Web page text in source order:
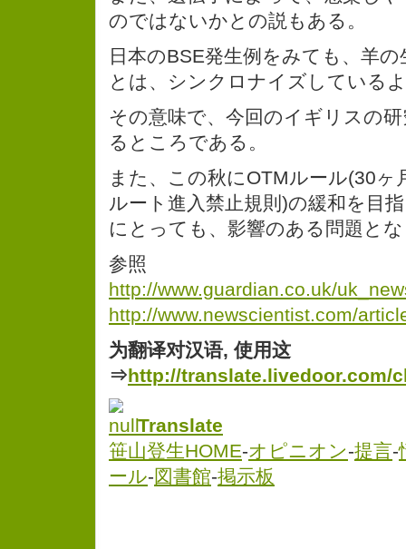
のではないかとの説もある。
日本のBSE発生例をみても、羊
とは、シンクロナイズしている
その意味で、今回のイギリスの
るところである。
また、この秋にOTMルール(30ヶ
ルート進入禁止規則)の緩和を目
にとっても、影響のある問題と
参照
http://www.guardian.co.uk/
http://www.newscientist.com/
为翻译对汉语, 使用这
⇒http://translate.livedoor.com/
Translate
笹山登生HOME-オピニオン-提言-
ール-図書館-掲示板